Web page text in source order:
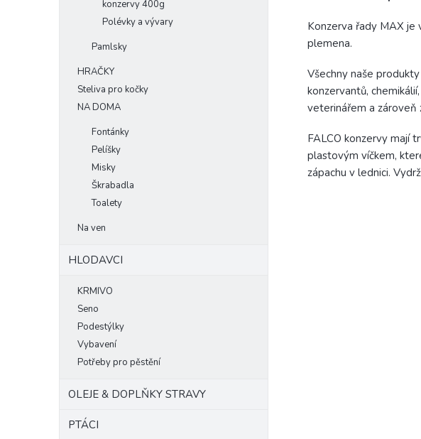
konzervy 400g
Polévky a vývary
Pamlsky
HRAČKY
Steliva pro kočky
NA DOMA
Fontánky
Pelíšky
Misky
Škrabadla
Toalety
Na ven
HLODAVCI
KRMIVO
Seno
Podestýlky
Vybavení
Potřeby pro pěstění
OLEJE & DOPLŇKY STRAVY
PTÁCI
Konzerva řady MAX je
plemena.
Všechny naše
konzervantů,
veterinářem a zároveň
FALCO konzervy mají
plastovým víčkem,
zápachu v lednici.